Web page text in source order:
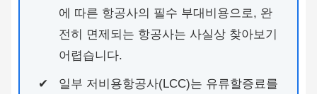
에 따른 항공사의 필수 부대비용으로, 완
전히 면제되는 항공사는 사실상 찾아보기
어렵습니다.
일부 저비용항공사(LCC)는 유류할증료를